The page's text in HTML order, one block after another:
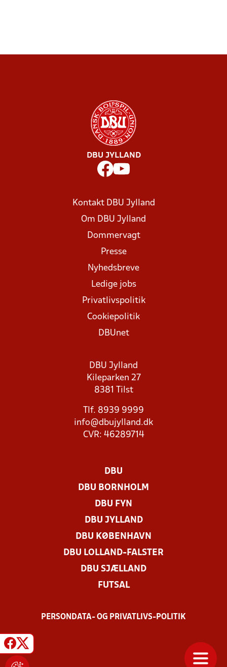
DBU JYLLAND
Kontakt DBU Jylland
Om DBU Jylland
Dommervagt
Presse
Nyhedsbreve
Ledige jobs
Privatlivspolitik
Cookiepolitik
DBUnet
DBU Jylland
Kileparken 27
8381 Tilst
Tlf. 8939 9999
info@dbujylland.dk
CVR: 46289714
DBU
DBU BORNHOLM
DBU FYN
DBU JYLLAND
DBU KØBENHAVN
DBU LOLLAND-FALSTER
DBU SJÆLLAND
FUTSAL
PERSONDATA- OG PRIVATLIVS-POLITIK